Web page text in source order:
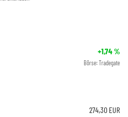
+1,74%
Börse: Tradegate
274,30 EUR